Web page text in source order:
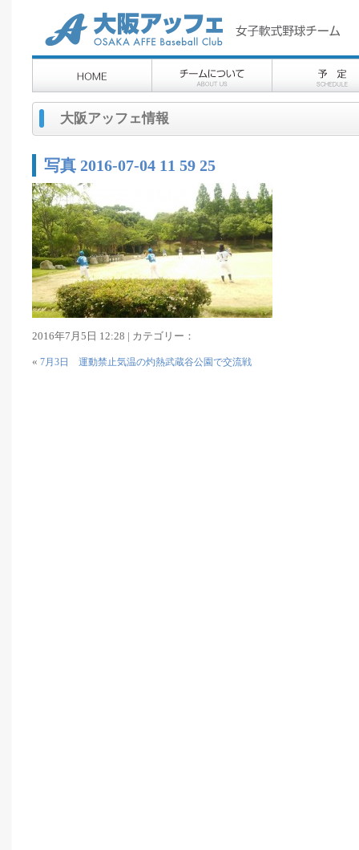
大阪アッフェ情報
写真 2016-07-04 11 59 25
2016年7月5日 12:28 | カテゴリー：
« 7月3日 運動禁止気温の灼熱武蔵谷公園で交流戦